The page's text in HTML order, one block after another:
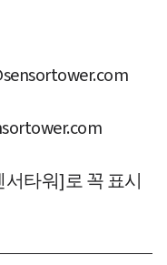
타워]로 꼭 표시